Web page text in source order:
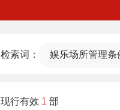
检索词： 娱乐场所管理条
现行有效 1 部